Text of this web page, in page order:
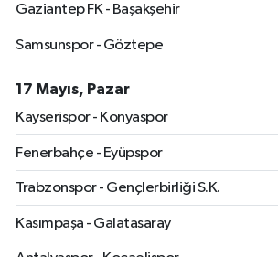
Gaziantep FK - Başakşehir
Samsunspor - Göztepe
17 Mayıs, Pazar
Kayserispor - Konyaspor
Fenerbahçe - Eyüpspor
Trabzonspor - Gençlerbirliği S.K.
Kasımpaşa - Galatasaray